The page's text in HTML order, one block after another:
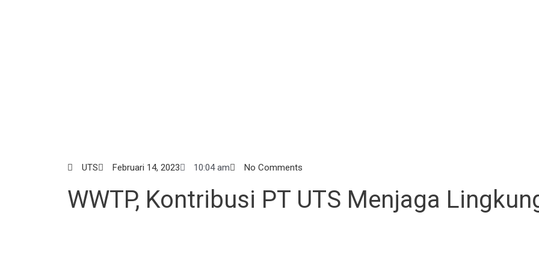
UTS Februari 14, 2023 10:04 am No Comments
WWTP, Kontribusi PT UTS Menjaga